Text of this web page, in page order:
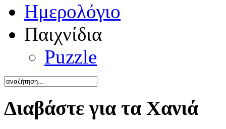
Ημερολόγιο
Παιχνίδια
Puzzle
Διαβάστε για τα Χανιά